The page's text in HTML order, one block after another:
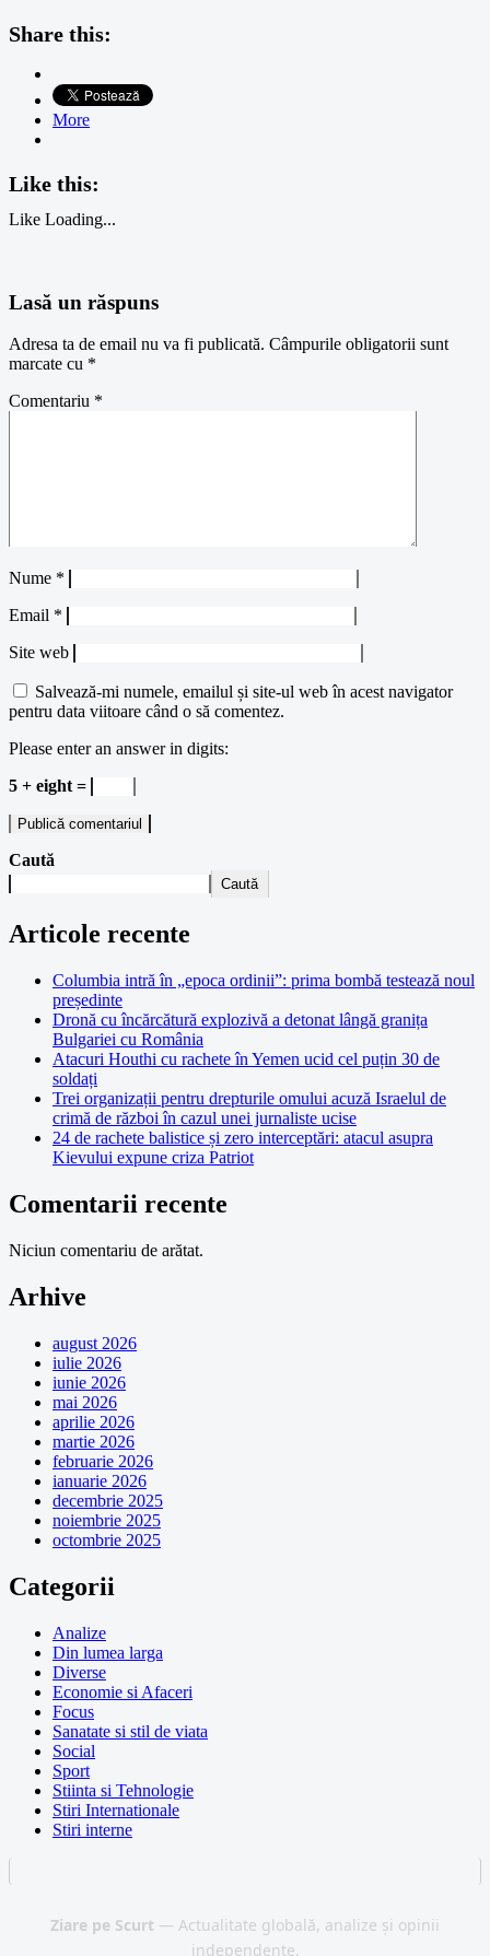
Share this:
More
Like this:
Like Loading...
Lasă un răspuns
Adresa ta de email nu va fi publicată. Câmpurile obligatorii sunt
marcate cu *
Comentariu *
Nume *
Email *
Site web
Salvează-mi numele, emailul și site-ul web în acest navigator
pentru data viitoare când o să comentez.
Please enter an answer in digits:
5 + eight =
Caută
Caută
Articole recente
Columbia intră în „epoca ordinii”: prima bombă testează noul
președinte
Dronă cu încărcătură explozivă a detonat lângă granița
Bulgariei cu România
Atacuri Houthi cu rachete în Yemen ucid cel puțin 30 de
soldați
Trei organizații pentru drepturile omului acuză Israelul de
crimă de război în cazul unei jurnaliste ucise
24 de rachete balistice și zero interceptări: atacul asupra
Kievului expune criza Patriot
Comentarii recente
Niciun comentariu de arătat.
Arhive
august 2026
iulie 2026
iunie 2026
mai 2026
aprilie 2026
martie 2026
februarie 2026
ianuarie 2026
decembrie 2025
noiembrie 2025
octombrie 2025
Categorii
Analize
Din lumea larga
Diverse
Economie si Afaceri
Focus
Sanatate si stil de viata
Social
Sport
Stiinta si Tehnologie
Stiri Internationale
Stiri interne
Ziare pe Scurt — Actualitate globală, analize și opinii
independente.